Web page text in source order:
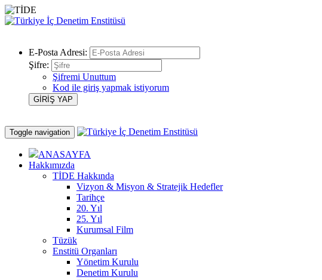
E-Posta Adresi:
Şifre:
Şifremi Unuttum
Kod ile giriş yapmak istiyorum
Toggle navigation
ANASAYFA
Hakkımızda
TİDE Hakkında
Vizyon & Misyon & Stratejik Hedefler
Tarihçe
20. Yıl
25. Yıl
Kurumsal Film
Tüzük
Enstitü Organları
Yönetim Kurulu
Denetim Kurulu